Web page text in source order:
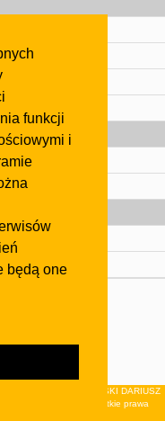
funkcji
i
będą one
nami
.
MAREK KLUCZEWSKI DARIUSZ
32-300 Olkusz . Wszystkie prawa